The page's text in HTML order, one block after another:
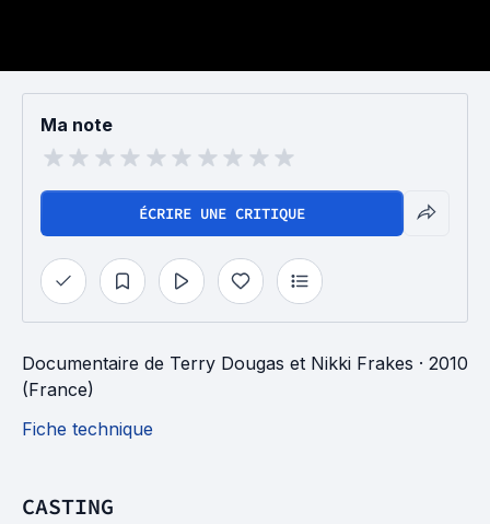
Ma note
ÉCRIRE UNE CRITIQUE
Documentaire de Terry Dougas et Nikki Frakes · 2010
(France)
Fiche technique
CASTING